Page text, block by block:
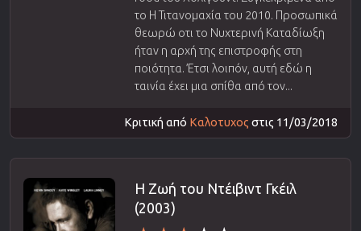
το Η Τιτανομαχία του 2010. Προσωπικά
θεωρώ οτι το Νυχτερινή Καταδίωξη
ήταν η αρχή της επιστροφής στη
ποιότητα. Έτσι λοιπόν, αυτή εδώ η
ταινία έχει μια σπίθα από τον...
Κριτική από Καλοτυχος στις 11/03/2018
Η Ζωή του Ντέιβιντ Γκέιλ
(2003)